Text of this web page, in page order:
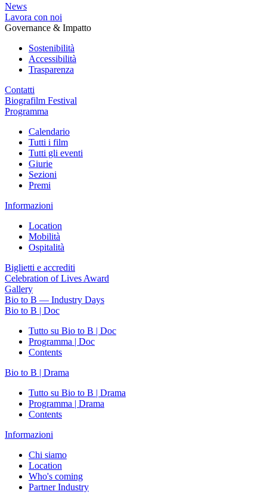
News
Lavora con noi
Governance & Impatto
Sostenibilità
Accessibilità
Trasparenza
Contatti
Biografilm Festival
Programma
Calendario
Tutti i film
Tutti gli eventi
Giurie
Sezioni
Premi
Informazioni
Location
Mobilità
Ospitalità
Biglietti e accrediti
Celebration of Lives Award
Gallery
Bio to B — Industry Days
Bio to B | Doc
Tutto su Bio to B | Doc
Programma | Doc
Contents
Bio to B | Drama
Tutto su Bio to B | Drama
Programma | Drama
Contents
Informazioni
Chi siamo
Location
Who's coming
Partner Industry